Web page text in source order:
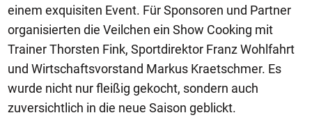
einem exquisiten Event. Für Sponsoren und Partner
organisierten die Veilchen ein Show Cooking mit
Trainer Thorsten Fink, Sportdirektor Franz Wohlfahrt
und Wirtschaftsvorstand Markus Kraetschmer. Es
wurde nicht nur fleißig gekocht, sondern auch
zuversichtlich in die neue Saison geblickt.